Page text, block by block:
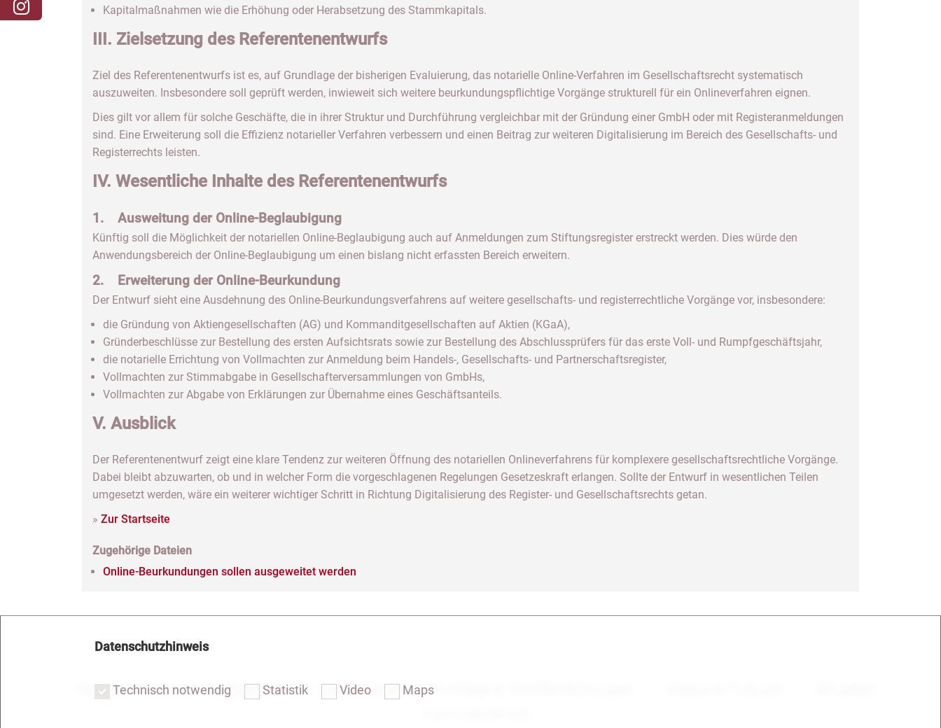
Kapitalmaßnahmen wie die Erhöhung oder Herabsetzung des Stammkapitals.
III. Zielsetzung des Referentenentwurfs
Ziel des Referentenentwurfs ist es, auf Grundlage der bisherigen Evaluierung, das notarielle Online-Verfahren im Gesellschaftsrecht systematisch
auszuweiten. Insbesondere soll geprüft werden, inwieweit sich weitere beurkundungspflichtige Vorgänge strukturell für ein Onlineverfahren eignen.
Dies gilt vor allem für solche Geschäfte, die in ihrer Struktur und Durchführung vergleichbar mit der Gründung einer GmbH oder mit Registeranmeldungen
sind. Eine Erweiterung soll die Effizienz notarieller Verfahren verbessern und einen Beitrag zur weiteren Digitalisierung im Bereich des Gesellschafts- und
Registerrechts leisten.
IV. Wesentliche Inhalte des Referentenentwurfs
1. Ausweitung der Online-Beglaubigung
Künftig soll die Möglichkeit der notariellen Online-Beglaubigung auch auf Anmeldungen zum Stiftungsregister erstreckt werden. Dies würde den
Anwendungsbereich der Online-Beglaubigung um einen bislang nicht erfassten Bereich erweitern.
2. Erweiterung der Online-Beurkundung
Der Entwurf sieht eine Ausdehnung des Online-Beurkundungsverfahrens auf weitere gesellschafts- und registerrechtliche Vorgänge vor, insbesondere:
die Gründung von Aktiengesellschaften (AG) und Kommanditgesellschaften auf Aktien (KGaA),
Gründerbeschlüsse zur Bestellung des ersten Aufsichtsrats sowie zur Bestellung des Abschlussprüfers für das erste Voll- und Rumpfgeschäftsjahr,
die notarielle Errichtung von Vollmachten zur Anmeldung beim Handels-, Gesellschafts- und Partnerschaftsregister,
Vollmachten zur Stimmabgabe in Gesellschafterversammlungen von GmbHs,
Vollmachten zur Abgabe von Erklärungen zur Übernahme eines Geschäftsanteils.
V. Ausblick
Der Referentenentwurf zeigt eine klare Tendenz zur weiteren Öffnung des notariellen Onlineverfahrens für komplexere gesellschaftsrechtliche Vorgänge.
Dabei bleibt abzuwarten, ob und in welcher Form die vorgeschlagenen Regelungen Gesetzeskraft erlangen. Sollte der Entwurf in wesentlichen Teilen
umgesetzt werden, wäre ein weiterer wichtiger Schritt in Richtung Digitalisierung des Register- und Gesellschaftsrechts getan.
» Zur Startseite
Zugehörige Dateien
Online-Beurkundungen sollen ausgeweitet werden
Notar Dresden Fachgebiete Das Notariat Vorträge & Veröffentlichungen
Datenschutzhinweis
Technisch notwendig Statistik Video Maps